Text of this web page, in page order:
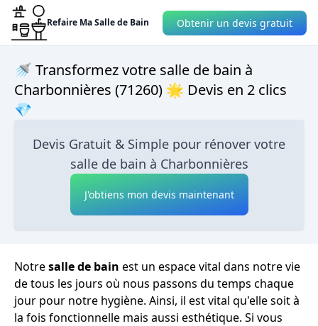
Refaire Ma Salle de Bain Obtenir un devis gratuit
🚿 Transformez votre salle de bain à
Charbonnières (71260) 🌟 Devis en 2 clics
💎
Devis Gratuit & Simple pour rénover votre
salle de bain à Charbonnières
J'obtiens mon devis maintenant
Notresalle de bain est un espace vital dans notre vie
de tous les jours où nous passons du temps chaque
jour pour notre hygiène. Ainsi, il est vital qu'elle soit à
la fois fonctionnelle mais aussi esthétique. Si vous